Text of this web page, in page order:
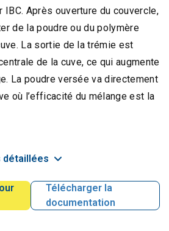
IBC. Après ouverture du couvercle,
de la poudre ou du polymère
La sortie de la trémie est
de la cuve, ce qui augmente
La poudre versée va directement
où l’efficacité du mélange est la
détaillées
Télécharger la
documentation